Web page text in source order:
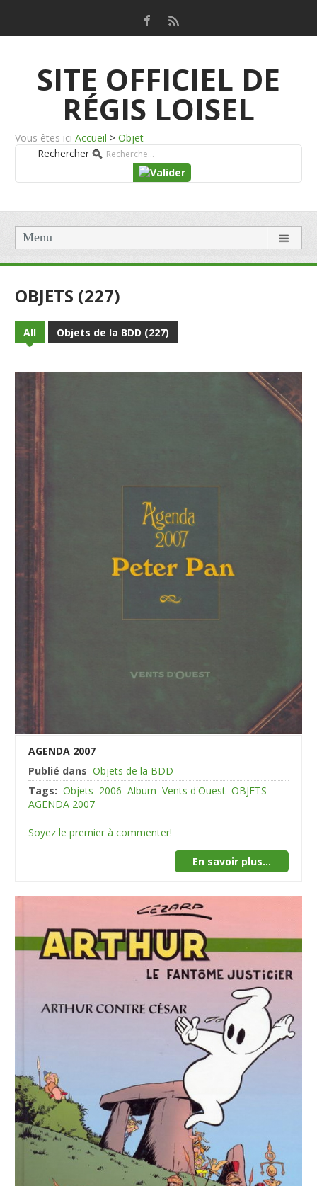
SITE OFFICIEL DE
RÉGIS LOISEL
Vous êtes ici Accueil > Objet
Rechercher
Menu
OBJETS (227)
All Objets de la BDD (227)
AGENDA 2007
Publié dans Objets de la BDD
Tags: Objets 2006 Album Vents d'Ouest OBJETS
AGENDA 2007
Soyez le premier à commenter!
En savoir plus...